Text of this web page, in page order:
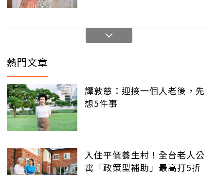
熱門文章
譚敦慈：迎接一個人老後，先
想5件事
入住平價養生村！全台老人公
寓「政策型補助」最高打5折